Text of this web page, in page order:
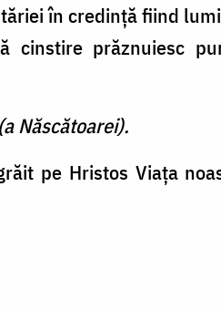
în cre­dinţă fiind
prăznuiesc
Născătoarei).
pe Hristos Viaţa